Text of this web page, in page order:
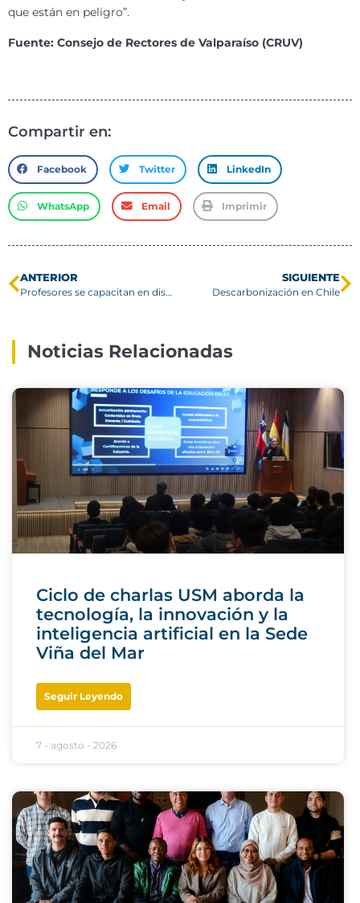
que están en peligro”.
Fuente: Consejo de Rectores de Valparaíso (CRUV)
Compartir en:
Facebook Twitter LinkedIn
WhatsApp Email Imprimir
ANTERIOR
Profesores se capacitan en diseño universal de aprendizaje
SIGUIENTE
Descarbonización en Chile
Noticias Relacionadas
Ciclo de charlas USM aborda la
tecnología, la innovación y la
inteligencia artificial en la Sede
Viña del Mar
Seguir Leyendo
7 - agosto - 2026